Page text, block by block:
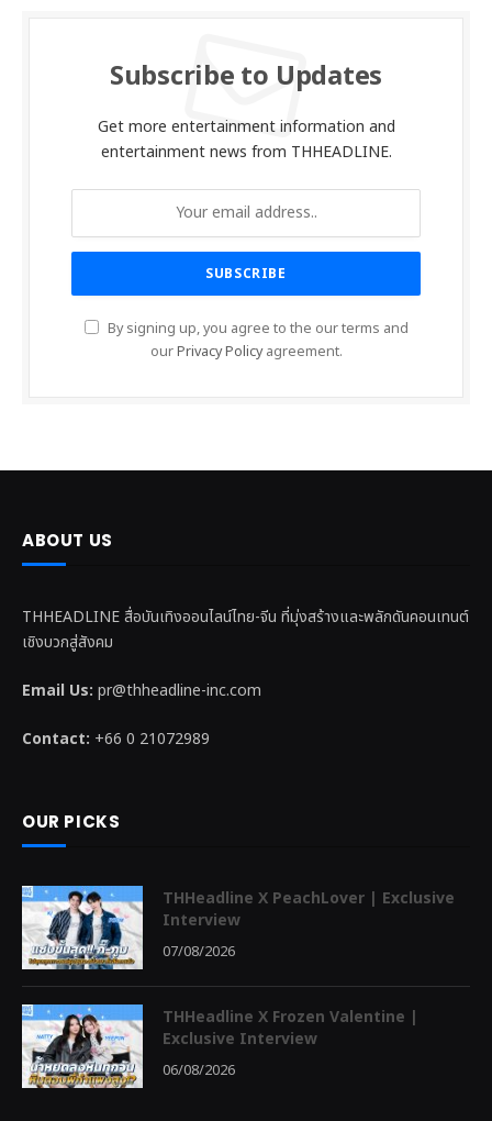
Subscribe to Updates
Get more entertainment information and
entertainment news from THHEADLINE.
By signing up, you agree to the our terms and
ourPrivacy Policyagreement.
ABOUT US
THHEADLINE สื่อบันเทิงออนไลน์ไทย-จีน ที่มุ่งสร้างและพลักดันคอนเทนต์
เชิงบวกสู่สังคม
Email Us: pr@thheadline-inc.com
Contact: +66 0 21072989
OUR PICKS
THHeadline X PeachLover | Exclusive
Interview
07/08/2026
THHeadline X Frozen Valentine |
Exclusive Interview
06/08/2026